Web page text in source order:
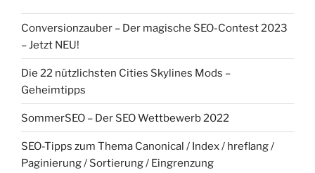
Conversionzauber – Der magische SEO-Contest 2023
– Jetzt NEU!
Die 22 nützlichsten Cities Skylines Mods –
Geheimtipps
SommerSEO – Der SEO Wettbewerb 2022
SEO-Tipps zum Thema Canonical / Index / hreflang /
Paginierung / Sortierung / Eingrenzung